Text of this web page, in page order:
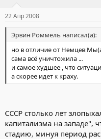
22 Апр 2008
Эрвин Роммель написал(а):
но в отличие от Немцев
сама всё уничтожила ...
и самое худшее , что
а скорее идет к краху.
СССР столько лет
капитализма на западе",
стадию, минуя период